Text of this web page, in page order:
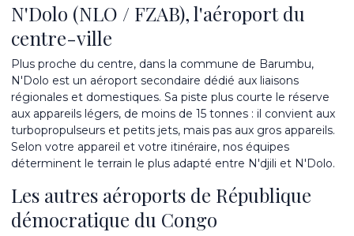
N'Dolo (NLO / FZAB), l'aéroport du
centre-ville
Plus proche du centre, dans la commune de Barumbu,
N'Dolo est un aéroport secondaire dédié aux liaisons
régionales et domestiques. Sa piste plus courte le réserve
aux appareils légers, de moins de 15 tonnes : il convient aux
turbopropulseurs et petits jets, mais pas aux gros appareils.
Selon votre appareil et votre itinéraire, nos équipes
déterminent le terrain le plus adapté entre N'djili et N'Dolo.
Les autres aéroports de République
démocratique du Congo